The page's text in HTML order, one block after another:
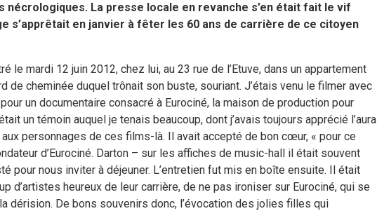
nécrologiques. La presse locale en revanche s’en était fait le vif
s’apprêtait en janvier à fêter les 60 ans de carrière de ce citoyen
le mardi 12 juin 2012, chez lui, au 23 rue de l’Etuve, dans un appartement
de cheminée duquel trônait son buste, souriant. J’étais venu le filmer avec
un documentaire consacré à Eurociné, la maison de production pour
un témoin auquel je tenais beaucoup, dont j’avais toujours apprécié l’aura
personnages de ces films-là. Il avait accepté de bon cœur, « pour ce
d’Eurociné. Darton – sur les affiches de music-hall il était souvent
pour nous inviter à déjeuner. L’entretien fut mis en boîte ensuite. Il était
d’artistes heureux de leur carrière, de ne pas ironiser sur Eurociné, qui se
dérision. De bons souvenirs donc, l’évocation des jolies filles qui